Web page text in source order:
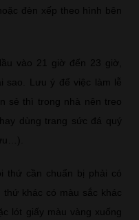
đèn xếp theo hình bên
vào 21 giờ đến 23 giờ,
sao. Lưu ý để việc làm lễ
sẻ thì trong nhà nên treo
dùng trang sức đá quý
thứ cần chuẩn bị phải có
khác có màu sắc khác
lót giấy màu vàng xuống